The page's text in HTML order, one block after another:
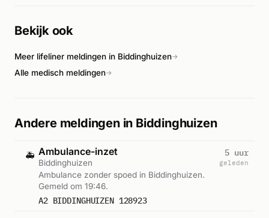
slachtoffers medische hulp te verlenen.
Bekijk ook
Meer lifeliner meldingen in Biddinghuizen→
Alle medisch meldingen→
Andere meldingen in Biddinghuizen
🚑 Ambulance-inzet
Biddinghuizen
Ambulance zonder spoed in Biddinghuizen.
Gemeld om 19:46.
A2 BIDDINGHUIZEN 128923
5 uur
geleden